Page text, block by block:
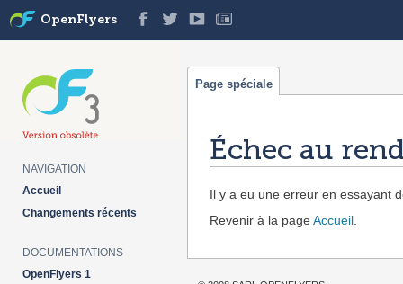
Échec au
Il y a eu une erreur en essayant
Revenir à la pageAccueil
Page spéciale
OpenFlyers
NAVIGATION
Accueil
Changements récents
DOCUMENTATIONS
OpenFlyers 1